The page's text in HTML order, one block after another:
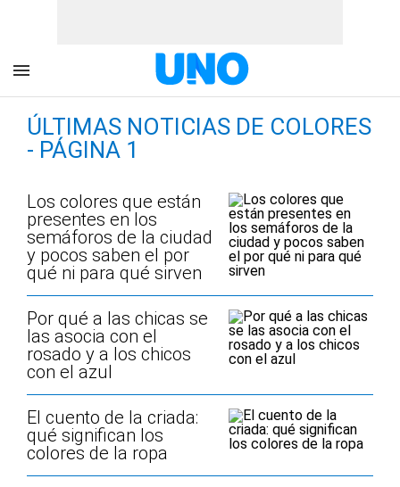
ÚLTIMAS NOTICIAS DE COLORES
- PÁGINA 1
Los colores que están
presentes en los
semáforos de la ciudad
y pocos saben el por
qué ni para qué sirven
Por qué a las chicas se
las asocia con el
rosado y a los chicos
con el azul
El cuento de la criada:
qué significan los
colores de la ropa